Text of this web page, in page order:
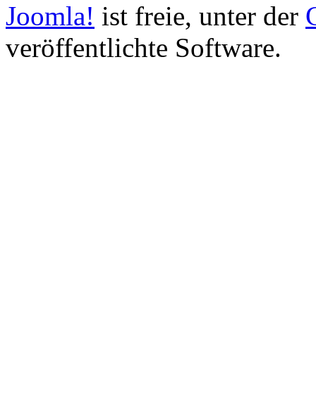
Joomla! ist freie, unter der
veröffentlichte Software.